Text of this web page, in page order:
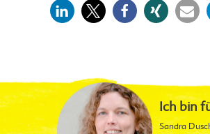
Ich bin
Sandra